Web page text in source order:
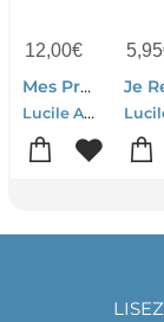
12,00€
Mes Premieres Chansons Corses
Lucile Ahrweiller
5,95